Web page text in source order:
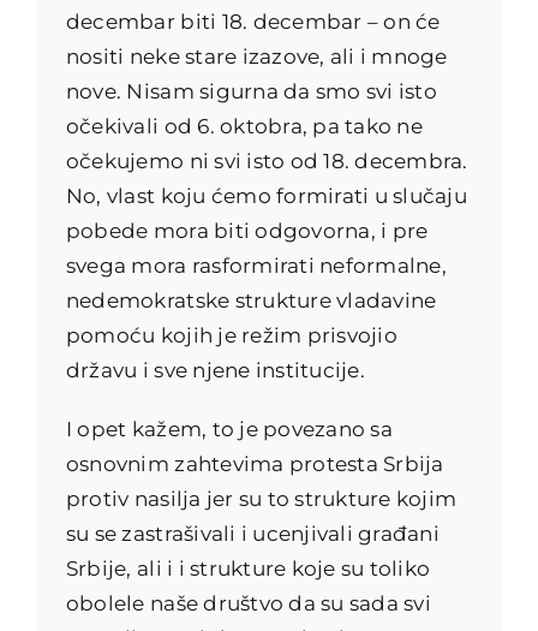
decembar biti 18. decembar – on će
nositi neke stare izazove, ali i mnoge
nove. Nisam sigurna da smo svi isto
očekivali od 6. oktobra, pa tako ne
očekujemo ni svi isto od 18. decembra.
No, vlast koju ćemo formirati u slučaju
pobede mora biti odgovorna, i pre
svega mora rasformirati neformalne,
nedemokratske strukture vladavine
pomoću kojih je režim prisvojio
državu i sve njene institucije.
I opet kažem, to je povezano sa
osnovnim zahtevima protesta Srbija
protiv nasilja jer su to strukture kojim
su se zastrašivali i ucenjivali građani
Srbije, ali i i strukture koje su toliko
obolele naše društvo da su sada svi